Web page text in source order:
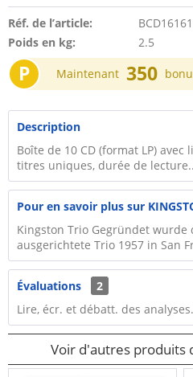
Réf. de l’article:
BCD16161
Poids en kg:
2.5
P Maintenant 350
Description
Boîte de 10 CD (format LP)
titres uniques, durée de
Pour en savoir plus sur
Kingston Trio Gegründet wurde
ausgerichtete Trio 1957 in San
Évaluations
2
Lire, écr. et débatt. des
Voir d'autres produits